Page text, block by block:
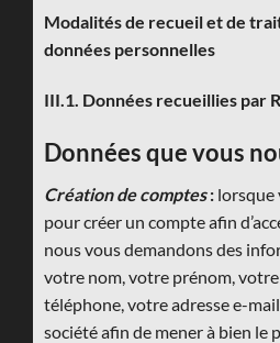
Modalités de recueil et de
données personnelles
III.1. Données recueillies par
Données que vous
Création de comptes: lorsque
pour créer un compte afin
nous vous demandons des
votre nom, votre prénom,
téléphone, votre adresse e-
société afin de mener à bien le